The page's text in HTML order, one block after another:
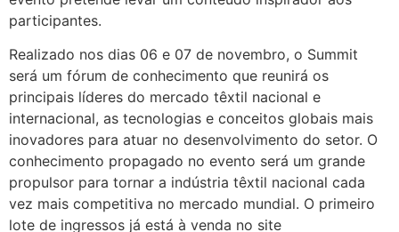
participantes.
Realizado nos dias 06 e 07 de novembro, o Summit
será um fórum de conhecimento que reunirá os
principais líderes do mercado têxtil nacional e
internacional, as tecnologias e conceitos globais mais
inovadores para atuar no desenvolvimento do setor. O
conhecimento propagado no evento será um grande
propulsor para tornar a indústria têxtil nacional cada
vez mais competitiva no mercado mundial. O primeiro
lote de ingressos já está à venda no site